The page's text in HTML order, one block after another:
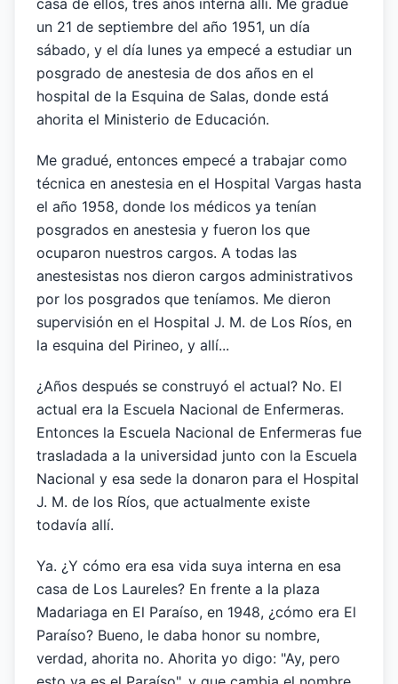
casa de ellos, tres años interna allí. Me gradué
un 21 de septiembre del año 1951, un día
sábado, y el día lunes ya empecé a estudiar un
posgrado de anestesia de dos años en el
hospital de la Esquina de Salas, donde está
ahorita el Ministerio de Educación.
Me gradué, entonces empecé a trabajar como
técnica en anestesia en el Hospital Vargas hasta
el año 1958, donde los médicos ya tenían
posgrados en anestesia y fueron los que
ocuparon nuestros cargos. A todas las
anestesistas nos dieron cargos administrativos
por los posgrados que teníamos. Me dieron
supervisión en el Hospital J. M. de Los Ríos, en
la esquina del Pirineo, y allí...
¿Años después se construyó el actual? No. El
actual era la Escuela Nacional de Enfermeras.
Entonces la Escuela Nacional de Enfermeras fue
trasladada a la universidad junto con la Escuela
Nacional y esa sede la donaron para el Hospital
J. M. de los Ríos, que actualmente existe
todavía allí.
Ya. ¿Y cómo era esa vida suya interna en esa
casa de Los Laureles? En frente a la plaza
Madariaga en El Paraíso, en 1948, ¿cómo era El
Paraíso? Bueno, le daba honor su nombre,
verdad, ahorita no. Ahorita yo digo: "Ay, pero